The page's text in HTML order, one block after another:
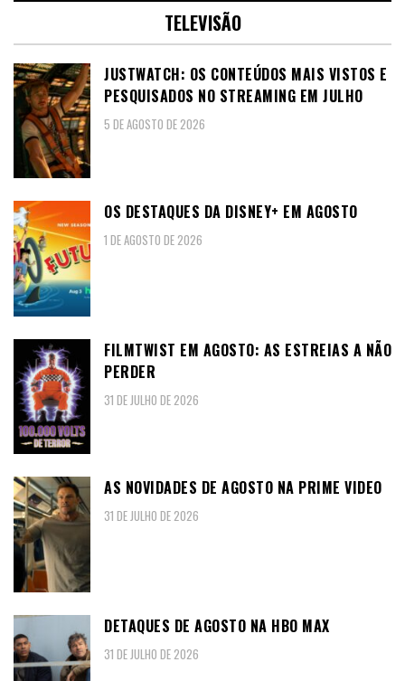
TELEVISÃO
JUSTWATCH: OS CONTEÚDOS MAIS VISTOS E
PESQUISADOS NO STREAMING EM JULHO
5 DE AGOSTO DE 2026
OS DESTAQUES DA DISNEY+ EM AGOSTO
1 DE AGOSTO DE 2026
FILMTWIST EM AGOSTO: AS ESTREIAS A NÃO
PERDER
31 DE JULHO DE 2026
AS NOVIDADES DE AGOSTO NA PRIME VIDEO
31 DE JULHO DE 2026
DETAQUES DE AGOSTO NA HBO MAX
31 DE JULHO DE 2026